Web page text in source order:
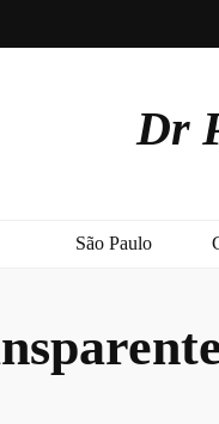
Dr
São Paulo